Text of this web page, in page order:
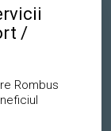
/
Rombus